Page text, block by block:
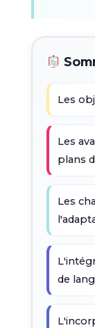
Les
Les
plans
Les
de